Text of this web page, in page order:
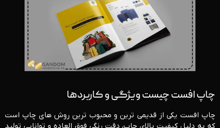
چاپ افست چیست ویژگی و کاربردها
چاپ افست یکی از قدیمی ‌ترین و محبوب‌ ترین روش ‌های چاپ است
که به دلیل کیفیت بالای چاپ، دقت رنگی فوق‌ العاده و توانایی تولید